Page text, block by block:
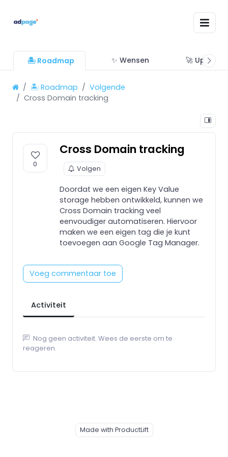
🏝 Roadmap ✨ Wensen 🚀 Updates
🏝 Roadmap
Volgende
Cross Domain tracking
0
Cross Domain tracking
Volgen
Doordat we een eigen Key Value
storage hebben ontwikkeld, kunnen we
Cross Domain tracking veel
eenvoudiger automatiseren. Hiervoor
maken we een eigen tag die je kunt
toevoegen aan Google Tag Manager.
Voeg commentaar toe
Activiteit
Nog geen activiteit. Wees de eerste om te
reageren.
Made with ProductLift